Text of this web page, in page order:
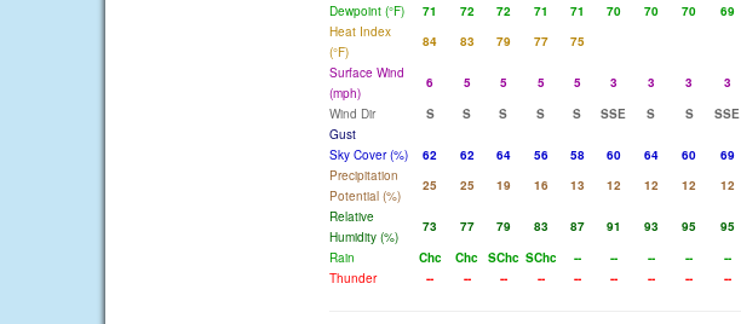
Dewpoint (°F)
71 72 72 71 71 70 70 70 69
Heat Index
(°F)
84 83 79 77 75
Surface Wind
(mph)
6 5 5 5 5 3 3 3 3
Wind Dir
S S S S S SSE S S SSE
Gust
Sky Cover (%)
62 62 64 56 58 60 64 60 69
Precipitation
Potential (%)
25 25 19 16 13 12 12 12 12
Relative
Humidity (%)
73 77 79 83 87 91 93 95 95
Rain
Chc Chc SChc SChc -- -- -- -- --
Thunder
-- -- -- -- -- -- -- -- --